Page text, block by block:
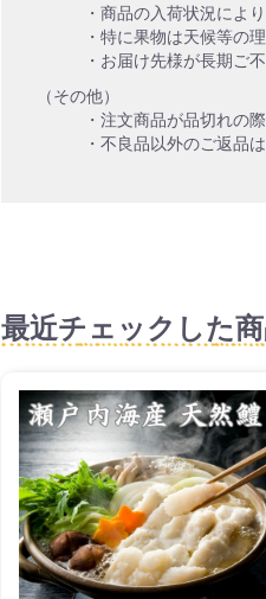
・商品の入荷状況によ
・特に果物は天候等の
・お届け先様が長期ご
（その他）
・注文商品が品切れの
・不良品以外のご返品
最近チェックした